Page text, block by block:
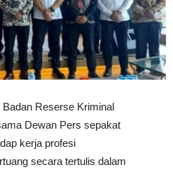
Reserse Kriminal
Dewan Pers sepakat
kerja profesi
secara tertulis dalam